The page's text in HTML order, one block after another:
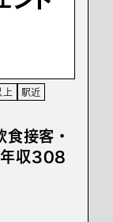
駅近
接客・
年収308